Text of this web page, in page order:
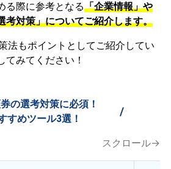
る際に参考となる「企業情報」や
考対策」についてご紹介します。
法もポイントとしてご紹介してい
てみてください！
の選考対策に必須！
すめツール3選！
/
スクロール→